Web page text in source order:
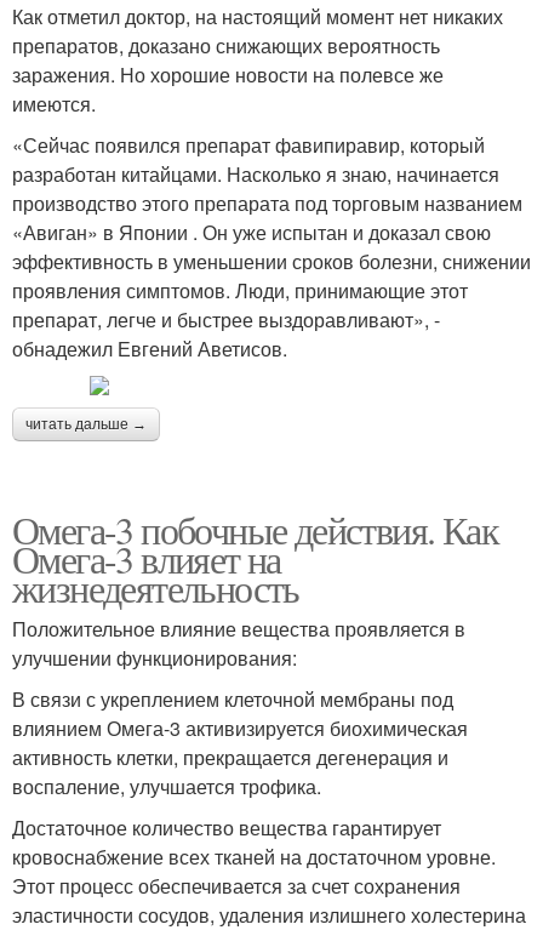
Как отметил доктор, на настоящий момент нет никаких
препаратов, доказано снижающих вероятность
заражения. Но хорошие новости на полевсе же
имеются.
«Сейчас появился препарат фавипиравир, который
разработан китайцами. Насколько я знаю, начинается
производство этого препарата под торговым названием
«Авиган» в Японии . Он уже испытан и доказал свою
эффективность в уменьшении сроков болезни, снижении
проявления симптомов. Люди, принимающие этот
препарат, легче и быстрее выздоравливают», -
обнадежил Евгений Аветисов.
читать дальше →
Омега-3 побочные действия. Как
Омега-3 влияет на
жизнедеятельность
Положительное влияние вещества проявляется в
улучшении функционирования:
В связи с укреплением клеточной мембраны под
влиянием Омега-3 активизируется биохимическая
активность клетки, прекращается дегенерация и
воспаление, улучшается трофика.
Достаточное количество вещества гарантирует
кровоснабжение всех тканей на достаточном уровне.
Этот процесс обеспечивается за счет сохранения
эластичности сосудов, удаления излишнего холестерина